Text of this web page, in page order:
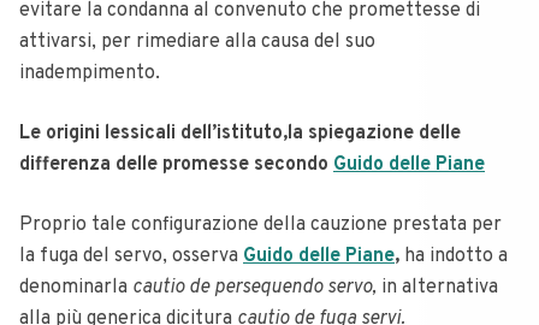
evitare la condanna al convenuto che promettesse di
attivarsi, per rimediare alla causa del suo
inadempimento.
Le origini lessicali dell’istituto,la spiegazione delle
differenza delle promesse secondo Guido delle Piane
Proprio tale configurazione della cauzione prestata per
la fuga del servo, osserva Guido delle Piane, ha indotto a
denominarla cautio de persequendo servo, in alternativa
alla più generica dicitura cautio de fuga servi.